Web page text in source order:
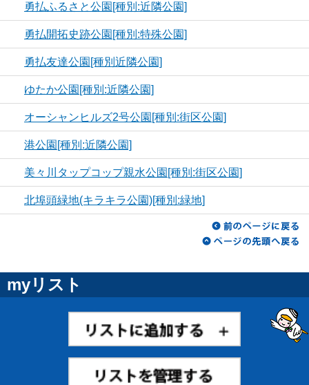
勇払ふるさと公園[種別:近隣公園]
勇払開拓史跡公園[種別:特殊公園]
勇払友達公園[種別近隣公園]
ゆたか公園[種別:近隣公園]
オーシャンヒルズ2号公園[種別:街区公園]
港公園[種別:近隣公園]
美々川タップコップ親水公園[種別:街区公園]
北埠頭緑地(キラキラ公園)[種別:緑地]
myリスト